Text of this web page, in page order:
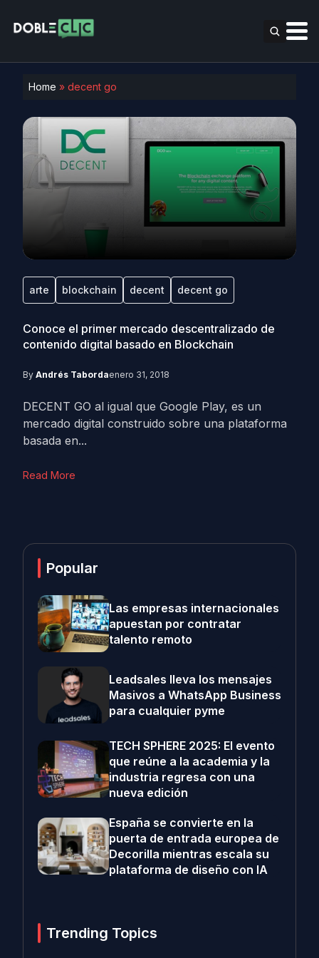
Home » decent go
arte blockchain decent decent go
Conoce el primer mercado descentralizado de
contenido digital basado en Blockchain
By Andrés Tabordaenero 31, 2018
DECENT GO al igual que Google Play, es un
mercado digital construido sobre una plataforma
basada en...
Read More
Popular
Las empresas internacionales
apuestan por contratar
talento remoto
Leadsales lleva los mensajes
Masivos a WhatsApp Business
para cualquier pyme
TECH SPHERE 2025: El evento
que reúne a la academia y la
industria regresa con una
nueva edición
España se convierte en la
puerta de entrada europea de
Decorilla mientras escala su
plataforma de diseño con IA
Trending Topics